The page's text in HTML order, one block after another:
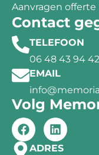
Aanvragen offerte
Contact
TELEFOON
06 48 43 94 42
EMAIL
Volg
ADRES